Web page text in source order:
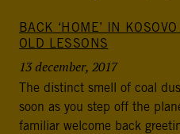
SOCIALA MEDIER
Instagram
Facebook
Twitter
LinkedIn
KONTAKTA FOLKE
BACK ‘HOME’ IN
OLD LESSONS
13 december, 2017
The distinct smell of coal
soon as you step off the
familiar welcome back